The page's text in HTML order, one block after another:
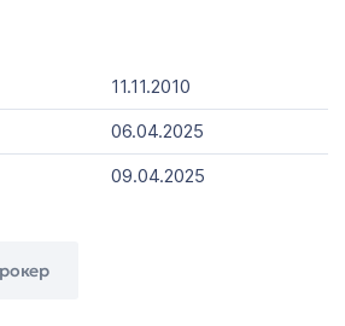
11.11.2010
06.04.2025
09.04.2025